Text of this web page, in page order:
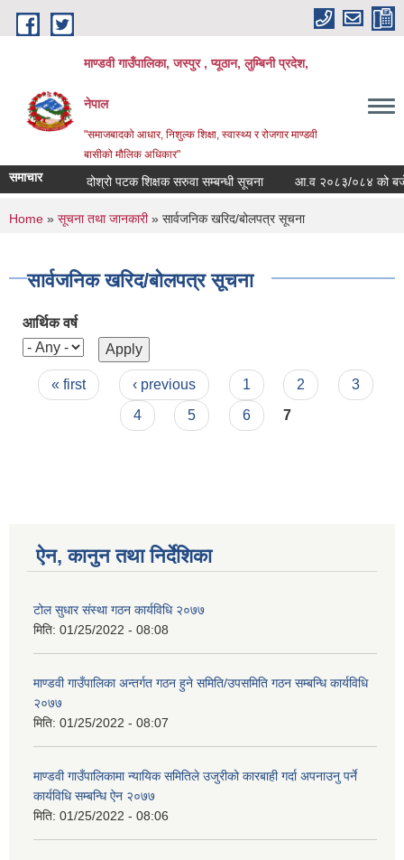
Skip to main content
माण्डवी गाउँपालिका, जस्पुर , प्यूठान, लुम्बिनी प्रदेश,
नेपाल
"समाजबादको आधार, निशुल्क शिक्षा, स्वास्थ्य र रोजगार माण्डवी
बासीको मौलिक अधिकार"
समाचार दोश्रो पटक शिक्षक सरुवा सम्बन्धी सूचना आ.व २०८३/०८४ को बजेट
You are here
Home » सूचना तथा जानकारी» सार्वजनिक खरिद/बोलपत्र सूचना
सार्वजनिक खरिद/बोलपत्र सूचना
आर्थिक वर्ष
Pages
« first ‹ previous 1 2
3
4
5 6 7
ऐन, कानुन तथा निर्देशिका
टोल सुधार संस्था गठन कार्यविधि २०७७
मिति: 01/25/2022 - 08:08
माण्डवी गाउँपालिका अन्तर्गत गठन हुने समिति/उपसमिति गठन सम्बन्धि कार्यविधि
२०७७
मिति: 01/25/2022 - 08:07
माण्डवी गाउँपालिकामा न्यायिक समितिले उजुरीको कारबाही गर्दा अपनाउनु पर्ने
कार्यविधि सम्बन्धि ऐन २०७७
मिति: 01/25/2022 - 08:06